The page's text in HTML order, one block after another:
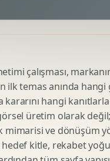
Gorsellestirme
Reklam Gorseli
Cgi Kampanya Gorseli
3D
Karakter Tasarimi
çalışması,
ilk temas anında
hangi
üretim olarak
ve dönüşüm
hedef kitle, rekabet